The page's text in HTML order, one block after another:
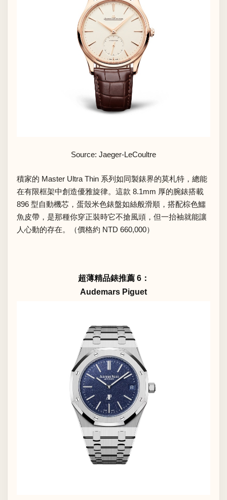
Source: Jaeger-LeCoultre
積家的 Master Ultra Thin 系列如同製錶界的莫札特，總能
在有限框架中創造優雅旋律。這款 8.1mm 厚的腕錶搭載
896 型自動機芯，蛋殼米色錶盤如絲般滑順，搭配棕色鱷
魚皮帶，是那種你穿正裝時它不搶風頭，但一抬袖就能讓
人心動的存在。（價格約 NTD 660,000）
超薄精品錶推薦 6：
Audemars Piguet